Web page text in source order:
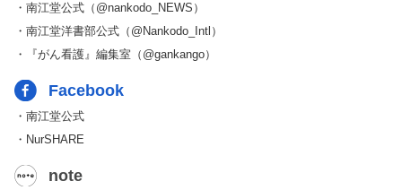
・南江堂公式（@nankodo_NEWS）
・南江堂洋書部公式（@Nankodo_Intl）
・『がん看護』編集室（@gankango）
Facebook
・南江堂公式
・NurSHARE
note